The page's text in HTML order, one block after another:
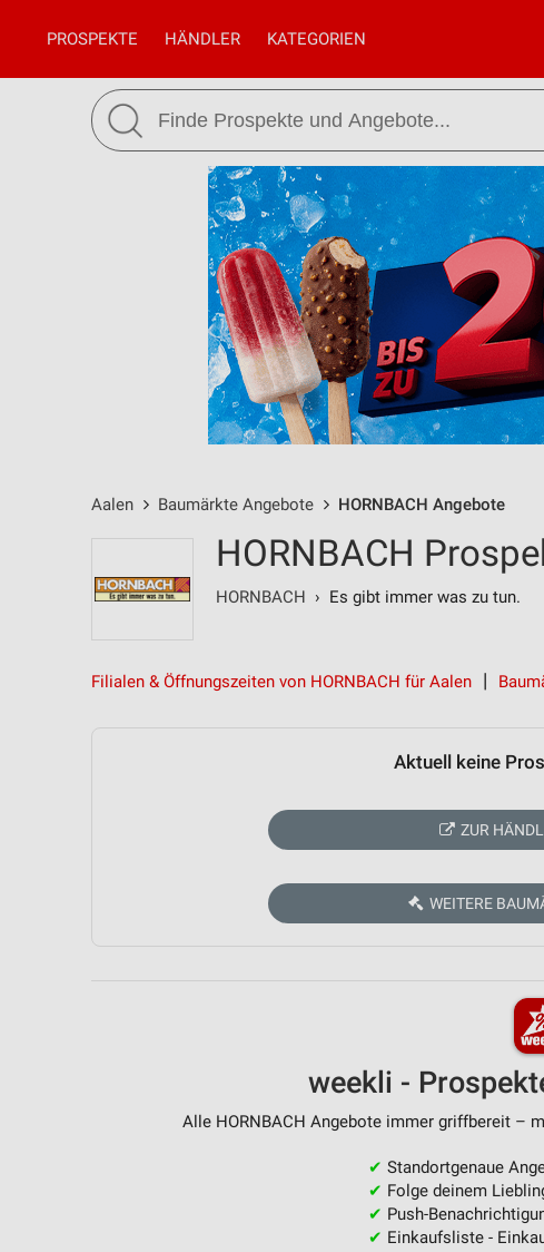
PROSPEKTE HÄNDLER KATEGORIEN
Aalen Baumärkte Angebote HORNBACH Angebote
HORNBACH
HORNBACH › Es gibt immer was zu tun.
Filialen & Öffnungszeiten von HORNBACH für Aalen
Aktuell keine
ZUR
WEITERE
weekli -
Alle HORNBACH Angebote immer griffbereit –
✔ Standortgenaue
✔ Folge deinem
✔ Push-
✔ Einkaufsliste -